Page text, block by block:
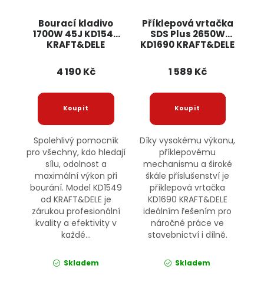
Bourací kladivo
1700W 45J KD1549
KRAFT&DELE
4 190 Kč
Spolehlivý pomocník
pro všechny, kdo hledají
sílu, odolnost a
maximální výkon při
bourání. Model KD1549
od KRAFT&DELE je
zárukou profesionální
kvality a efektivity v
každé...
Skladem
Příklepová vrtačka
SDS Plus 2650W
KD1690 KRAFT&DELE
1 589 Kč
Díky vysokému výkonu,
příklepovému
mechanismu a široké
škále příslušenství je
příklepová vrtačka
KD1690 KRAFT&DELE
ideálním řešením pro
náročné práce ve
stavebnictví i dílně.
Skladem